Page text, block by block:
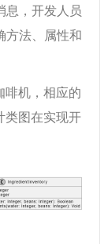
息，开发人员
方法、属性和
啡机 ，相应的
类图在实现开